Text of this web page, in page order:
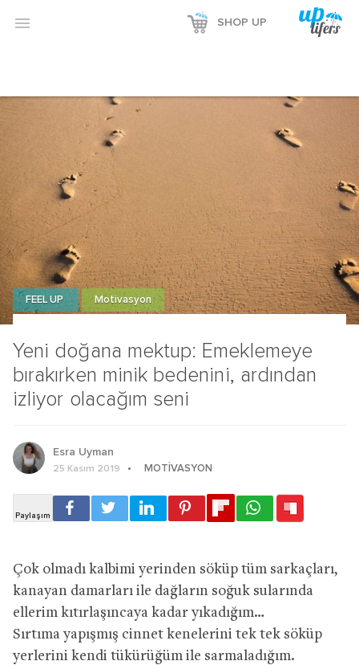
 SHOP UP
Yeni doğana mektup: Emeklemeye
bırakırken minik bedenini, ardından
izliyor olacağım seni
FEEL UP Motivasyon
Esra Uyman
25 Kasım 2019 MOTIVASYON
Çok olmadı kalbimi yerinden söküp tüm sarkaçları,
kanayan damarları ile dağların soğuk sularında
ellerim kıtırlaşıncaya kadar yıkadığım…
Sırtıma yapışmış cinnet kenelerini tek tek söküp
yerlerini kendi tükürüğüm ile sarmaladığım.